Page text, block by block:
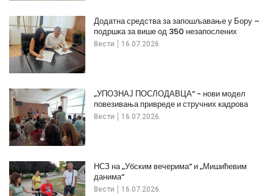
Вести 16.07.2026.
Додатна средства за запошљавање у Бору –
подршка за више од 350 незапослених
Вести 16.07.2026.
„УПОЗНАЈ ПОСЛОДАВЦА“ - нови модел
повезивања привреде и стручних кадрова
Вести 16.07.2026.
НСЗ на „Убским вечерима“ и „Мишићевим
данима“